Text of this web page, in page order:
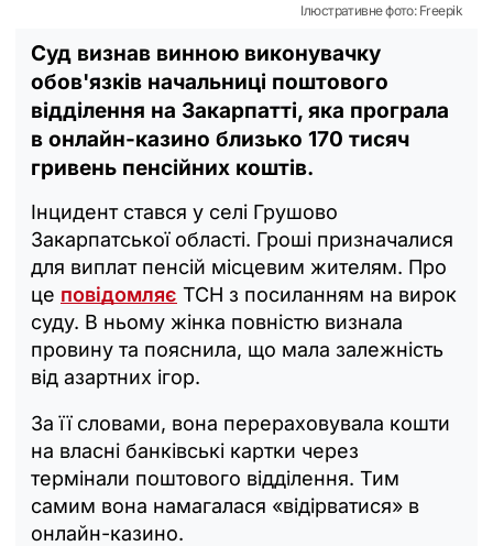
Ілюстративне фото: Freepik
Суд визнав винною виконувачку
обов'язків начальниці поштового
відділення на Закарпатті, яка програла
в онлайн-казино близько 170 тисяч
гривень пенсійних коштів.
Інцидент стався у селі Грушово
Закарпатської області. Гроші призначалися
для виплат пенсій місцевим жителям. Про
це повідомляє ТСН з посиланням на вирок
суду. В ньому жінка повністю визнала
провину та пояснила, що мала залежність
від азартних ігор.
За її словами, вона перераховувала кошти
на власні банківські картки через
термінали поштового відділення. Тим
самим вона намагалася «відірватися» в
онлайн-казино.